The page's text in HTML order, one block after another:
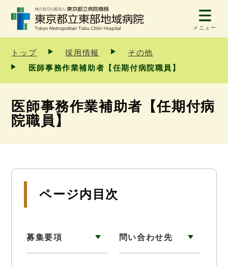
メニュー
トップ 採用情報
その他
医師事務作業補助者【任期付病院職員】
医師事務作業補助者【任期付病
院職員】
ページ内目次
募集要項 問い合わせ先